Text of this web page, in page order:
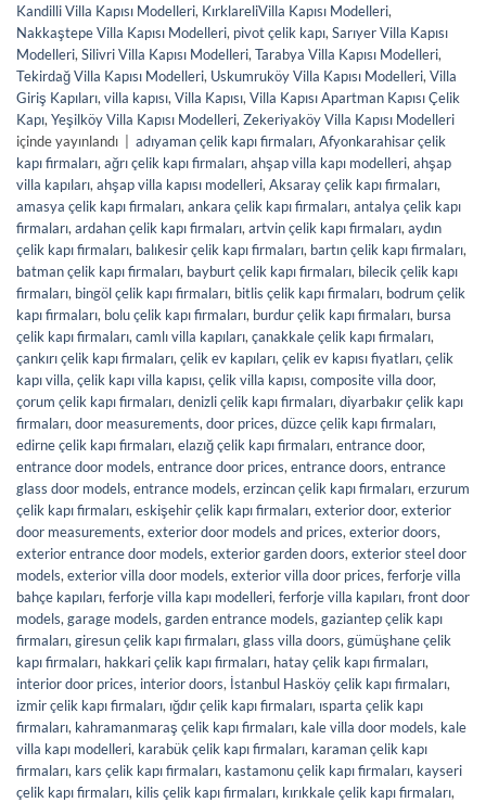
Kandilli Villa Kapısı Modelleri, KırklareliVilla Kapısı Modelleri,
Nakkaştepe Villa Kapısı Modelleri, pivot çelik kapı,Sarıyer Villa Kapısı
Modelleri,Silivri Villa Kapısı Modelleri,Tarabya Villa Kapısı Modelleri,
Tekirdağ Villa Kapısı Modelleri, Uskumruköy Villa Kapısı Modelleri,Villa
Giriş Kapıları,villa kapısı,Villa Kapısı,Villa Kapısı Apartman Kapısı Çelik
Kapı,Yeşilköy Villa Kapısı Modelleri,Zekeriyaköy Villa Kapısı Modelleri
içinde yayınlandı
adıyaman çelik kapı firmaları,Afyonkarahisar çelik
kapı firmaları,ağrı çelik kapı firmaları,ahşap villa kapı modelleri,ahşap
villa kapıları,ahşap villa kapısı modelleri,Aksaray çelik kapı firmaları,
amasya çelik kapı firmaları,ankara çelik kapı firmaları,antalya çelik kapı
firmaları,ardahan çelik kapı firmaları,artvin çelik kapı firmaları,aydın
çelik kapı firmaları, balıkesir çelik kapı firmaları, bartın çelik kapı firmaları,
batman çelik kapı firmaları, bayburt çelik kapı firmaları, bilecik çelik kapı
firmaları, bingöl çelik kapı firmaları, bitlis çelik kapı firmaları, bodrum çelik
kapı firmaları, bolu çelik kapı firmaları, burdur çelik kapı firmaları, bursa
çelik kapı firmaları,camlı villa kapıları,çanakkale çelik kapı firmaları,
çankırı çelik kapı firmaları,çelik ev kapıları,çelik ev kapısı fiyatları,çelik
kapı villa,çelik kapı villa kapısı,çelik villa kapısı,composite villa door,
çorum çelik kapı firmaları,denizli çelik kapı firmaları,diyarbakır çelik kapı
firmaları,door measurements,door prices,düzce çelik kapı firmaları,
edirne çelik kapı firmaları,elazığ çelik kapı firmaları,entrance door,
entrance door models,entrance door prices,entrance doors,entrance
glass door models,entrance models,erzincan çelik kapı firmaları,erzurum
çelik kapı firmaları,eskişehir çelik kapı firmaları,exterior door,exterior
door measurements,exterior door models and prices,exterior doors,
exterior entrance door models,exterior garden doors,exterior steel door
models,exterior villa door models,exterior villa door prices,ferforje villa
bahçe kapıları,ferforje villa kapı modelleri,ferforje villa kapıları,front door
models,garage models,garden entrance models,gaziantep çelik kapı
firmaları,giresun çelik kapı firmaları,glass villa doors,gümüşhane çelik
kapı firmaları, hakkari çelik kapı firmaları, hatay çelik kapı firmaları,
interior door prices, interior doors, İstanbul Hasköy çelik kapı firmaları,
izmir çelik kapı firmaları, ığdır çelik kapı firmaları, ısparta çelik kapı
firmaları, kahramanmaraş çelik kapı firmaları, kale villa door models, kale
villa kapı modelleri, karabük çelik kapı firmaları, karaman çelik kapı
firmaları, kars çelik kapı firmaları, kastamonu çelik kapı firmaları, kayseri
çelik kapı firmaları, kilis çelik kapı firmaları, kırıkkale çelik kapı firmaları,